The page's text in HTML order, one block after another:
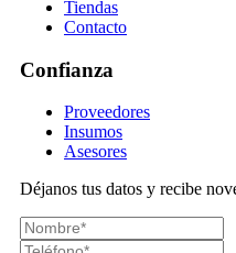
Tiendas
Contacto
Confianza
Proveedores
Insumos
Asesores
Déjanos tus datos y recibe